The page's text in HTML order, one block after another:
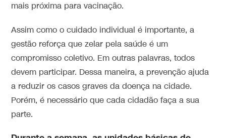
mais próxima para vacinação.
Assim como o cuidado individual é importante, a
gestão reforça que zelar pela saúde é um
compromisso coletivo. Em outras palavras, todos
devem participar. Dessa maneira, a prevenção ajuda
a reduzir os casos graves da doença na cidade.
Porém, é necessário que cada cidadão faça a sua
parte.